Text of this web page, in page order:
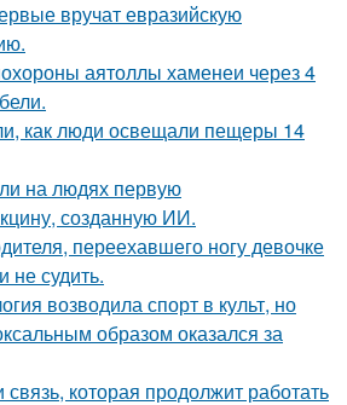
вручат евразийскую
аятоллы хаменеи через 4
как люди освещали пещеры 14
на людях первую
созданную ИИ.
переехавшего ногу девочке
не судить.
возводила спорт в культ, но
образом оказался за
которая продолжит работать